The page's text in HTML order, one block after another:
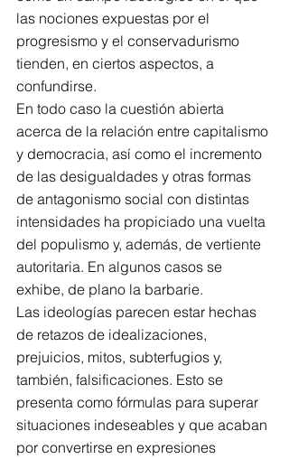
las nociones expuestas por el
progresismo y el conservadurismo
tienden, en ciertos aspectos, a
confundirse.
En todo caso la cuestión abierta
acerca de la relación entre capitalismo
y democracia, así como el incremento
de las desigualdades y otras formas
de antagonismo social con distintas
intensidades ha propiciado una vuelta
del populismo y, además, de vertiente
autoritaria. En algunos casos se
exhibe, de plano la barbarie.
Las ideologías parecen estar hechas
de retazos de idealizaciones,
prejuicios, mitos, subterfugios y,
también, falsificaciones. Esto se
presenta como fórmulas para superar
situaciones indeseables y que acaban
por convertirse en expresiones